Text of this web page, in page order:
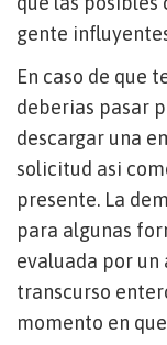
gente
En caso de que
deberias pasar
descargar una
solicitud asi­
presente. La
para algunas
evaluada por un
transcurso
momento en